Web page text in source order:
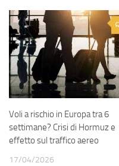
Voli a rischio in Europa tra 6
settimane? Crisi di Hormuz e
effetto sul traffico aereo
17/04/2026